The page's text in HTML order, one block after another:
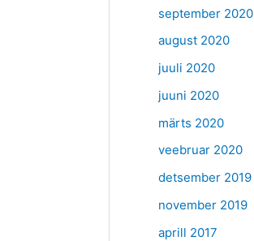
september 2020
august 2020
juuli 2020
juuni 2020
märts 2020
veebruar 2020
detsember 2019
november 2019
aprill 2017